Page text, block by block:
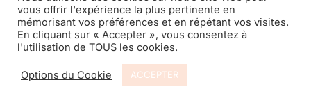
Politique de confidentialité
© Secondsouffle-Boutique.fr
vous offrir l'expérience la plus pertinente en
mémorisant vos préférences et en répétant vos visites.
En cliquant sur « Accepter », vous consentez à
l'utilisation de TOUS les cookies.
Options du Cookie ACCEPTER